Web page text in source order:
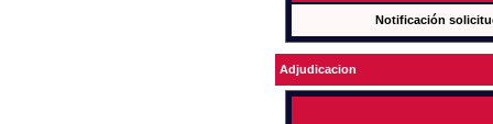
Notificación
Adjudicacion